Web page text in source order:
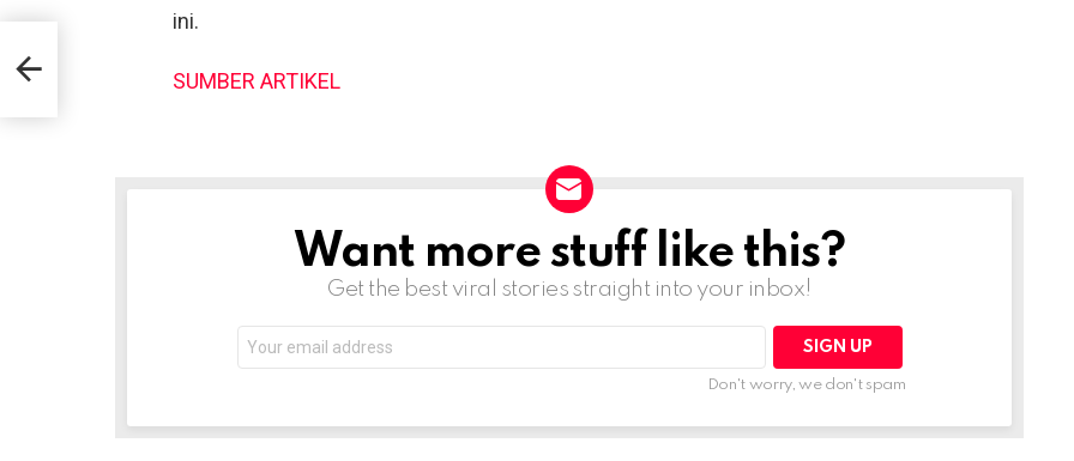
ini.
SUMBER ARTIKEL
NEWSLETTERWant more stuff like this?
Get the best viral stories straight into your inbox!
address:
Don't worry, we don't spam